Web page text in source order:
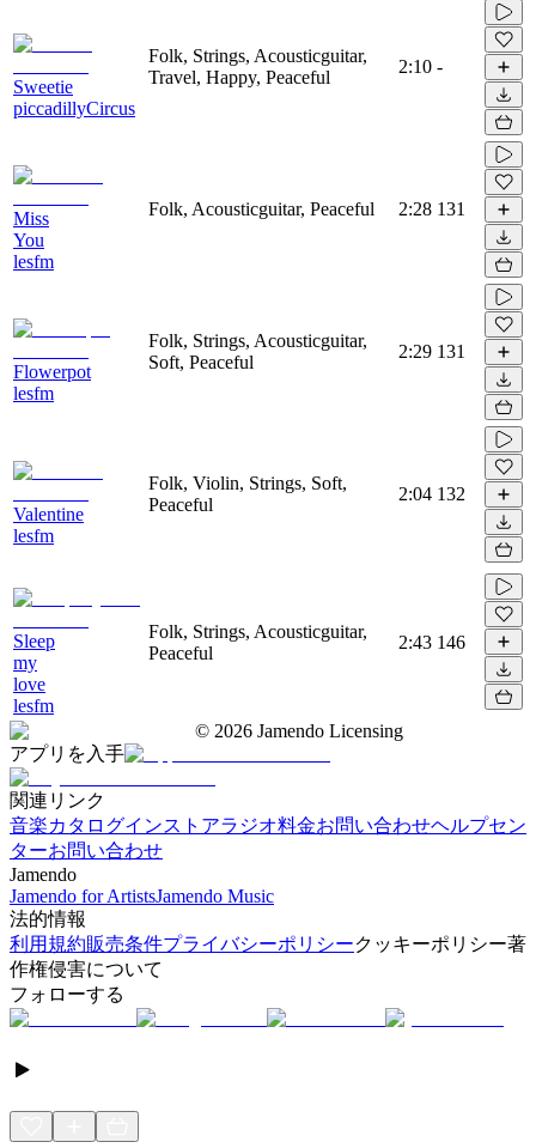
Sweetie
piccadillyCircus
Folk, Strings, Acousticguitar,
Travel, Happy, Peaceful
2:10 -
Miss
You
lesfm
Folk, Acousticguitar, Peaceful 2:28 131
Flowerpot
lesfm
Folk, Strings, Acousticguitar,
Soft, Peaceful
2:29 131
Valentine
lesfm
Folk, Violin, Strings, Soft,
Peaceful
2:04 132
Sleep
my
love
lesfm
Folk, Strings, Acousticguitar,
Peaceful
2:43 146
© 2026 Jamendo Licensing
アプリを入手
関連リンク
音楽カタログインストアラジオ料金お問い合わせヘルプセン
ターお問い合わせ
Jamendo
Jamendo for ArtistsJamendo Music
法的情報
利用規約販売条件プライバシーポリシークッキーポリシー著
作権侵害について
フォローする